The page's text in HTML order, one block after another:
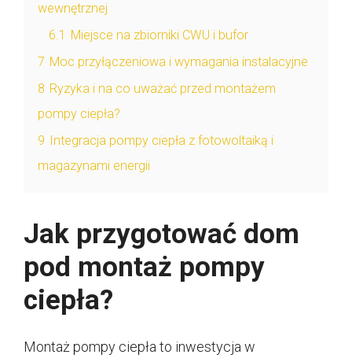
wewnętrznej
6.1
Miejsce na zbiorniki CWU i bufor
7 Moc przyłączeniowa i wymagania instalacyjne
8 Ryzyka i na co uważać przed montażem
pompy ciepła?
9
Integracja pompy ciepła z fotowoltaiką i
magazynami energii
Jak przygotować dom
pod montaż pompy
ciepła?
Montaż pompy ciepła to inwestycja w